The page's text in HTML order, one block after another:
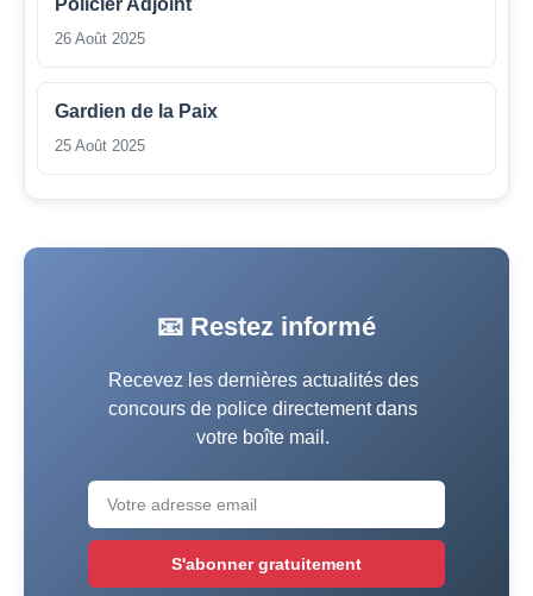
26 Août 2025
Gardien de la Paix
25 Août 2025
📧 Restez informé
Recevez les dernières actualités des
concours de police directement dans
votre boîte mail.
S'abonner gratuitement